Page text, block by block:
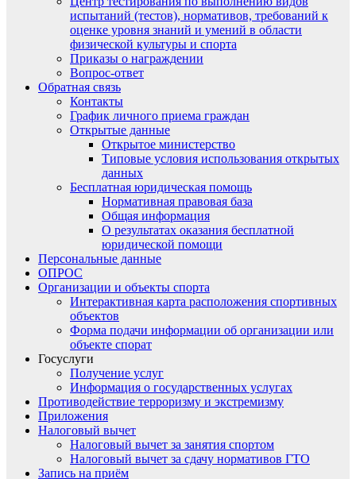
испытаний (тестов), нормативов, требований к
оценке уровня знаний и умений в области
физической культуры и спорта
Приказы о награждении
Вопрос-ответ
Обратная связь
Контакты
График личного приема граждан
Открытые данные
Открытое министерство
Типовые условия использования открытых
данных
Бесплатная юридическая помощь
Нормативная правовая база
Общая информация
О результатах оказания бесплатной
юридической помощи
Персональные данные
ОПРОС
Организации и объекты спорта
Интерактивная карта расположения спортивных
объектов
Форма подачи информации об организации или
объекте спорат
Госуслуги
Получение услуг
Информация о государственных услугах
Противодействие терроризму и экстремизму
Приложения
Налоговый вычет
Налоговый вычет за занятия спортом
Налоговый вычет за сдачу нормативов ГТО
Запись на приём